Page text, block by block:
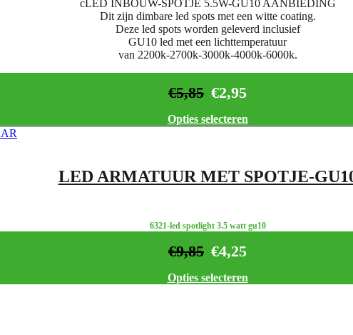
cLED INBOUW-SPOTJE 5.5W-GU10 AANBIEDING
Dit zijn dimbare led spots met een witte coating.
Deze led spots worden geleverd inclusief
GU10 led met een lichttemperatuur
van 2200k-2700k-3000k-4000k-6000k.
€2,95
€5,85
Opties selecteren
LED ARMATUUR MET SPOTJE-
6321-led spotlight 3.5 watt gu10
€4,25
€9,85
Opties selecteren